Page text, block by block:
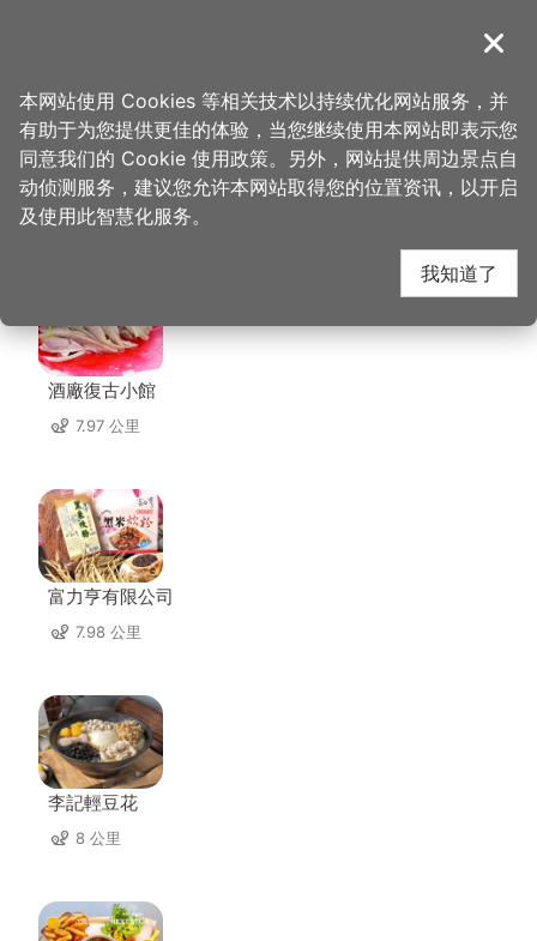
導覽
首页 > 想去的地方 > 美食、购物 > 杨梅区农会
杨梅区农会 周边店家
酒廠復古小館
7.97 公里
富力亨有限公司
7.98 公里
李記輕豆花
8 公里
关闭
本网站使用 Cookies 等相关技术以持续优化网站服务，并
有助于为您提供更佳的体验，当您继续使用本网站即表示您
同意我们的 Cookie 使用政策。另外，网站提供周边景点自
动侦测服务，建议您允许本网站取得您的位置资讯，以开启
及使用此智慧化服务。
我知道了